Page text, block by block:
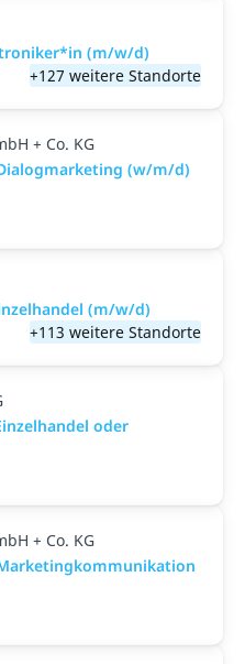
(m/w/d)
+127 weitere Standorte
+ Co. KG
(w/m/d)
(m/w/d)
+113 weitere Standorte
oder
+ Co. KG